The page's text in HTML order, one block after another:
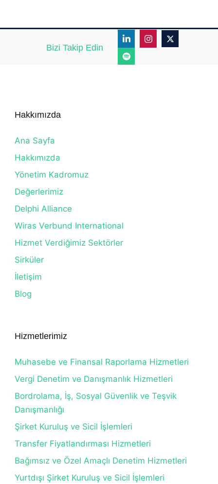
Bizi Takip Edin
Hakkımızda
Ana Sayfa
Hakkımızda
Yönetim Kadromuz
Değerlerimiz
Delphi Alliance
Wiras Verbund International
Hizmet Verdiğimiz Sektörler
Sirküler
İletişim
Blog
Hizmetlerimiz
Muhasebe ve Finansal Raporlama Hizmetleri
Vergi Denetim ve Danışmanlık Hizmetleri
Bordrolama, İş, Sosyal Güvenlik ve Teşvik
Danışmanlığı
Şirket Kuruluş ve Sicil İşlemleri
Transfer Fiyatlandırması Hizmetleri
Bağımsız ve Özel Amaçlı Denetim Hizmetleri
Yurtdışı Şirket Kuruluş ve Sicil İşlemleri